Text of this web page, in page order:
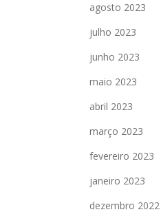
agosto 2023
julho 2023
junho 2023
maio 2023
abril 2023
março 2023
fevereiro 2023
janeiro 2023
dezembro 2022